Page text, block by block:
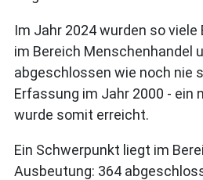
Im Jahr 2024 wurden so
im Bereich Menschenhandel
abgeschlossen wie noch nie
Erfassung im Jahr 2000 - ein
wurde somit erreicht.
Ein Schwerpunkt liegt im
Ausbeutung: 364